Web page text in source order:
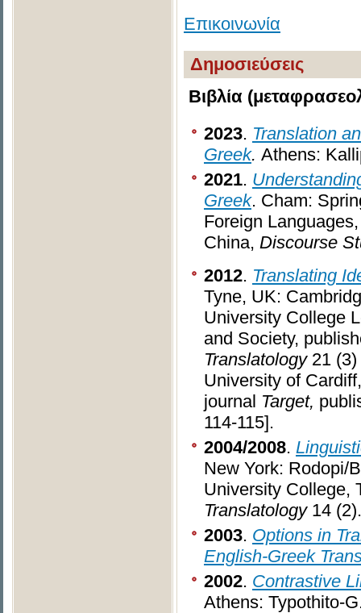
Επικοινωνία
Δημοσιεύσεις
Βιβλία
2023. Translation
Greek. Athens:
2021.
Greek. Cham:
Foreign
China, Discourse
2012. Translating
Tyne, UK:
University College
and Society,
Translatology 21
University of
journal Target,
114-115].
2004/2008.
New York: Rodopi/
University College,
Translatology14
2003. Options in
English-Greek
2002. Contrastive
Athens: Typothito-